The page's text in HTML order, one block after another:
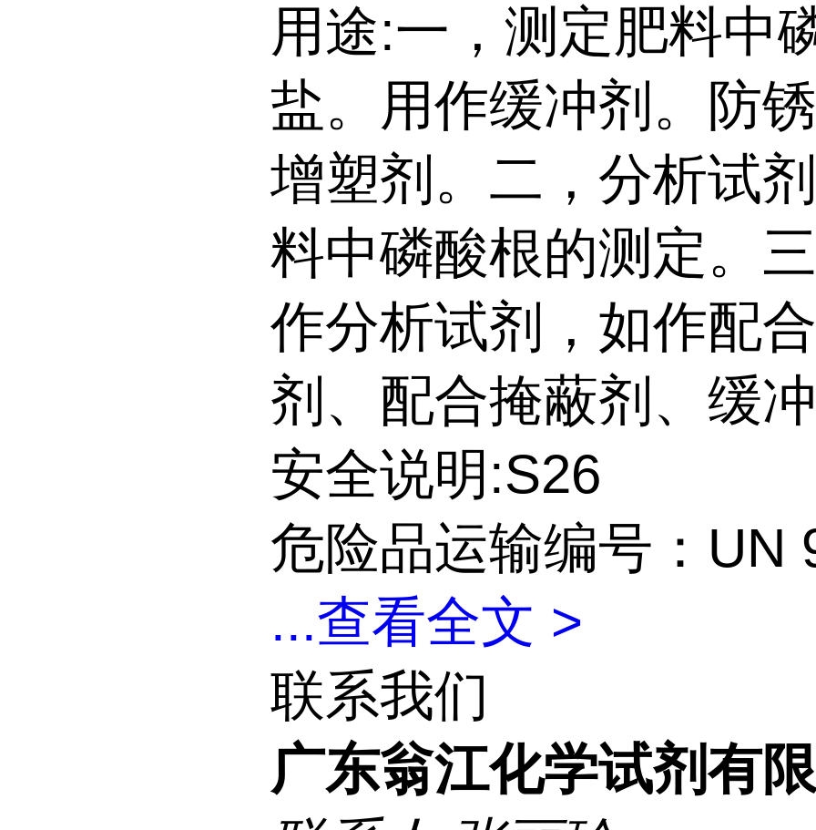
用途:一，测定肥料中
盐。用作缓冲剂。防
增塑剂。二，分析试
料中磷酸根的测定。
作分析试剂，如作配
剂、配合掩蔽剂、缓
安全说明:S26
危险品运输编号：UN
...查看全文 >
联系我们
广东翁江化学试剂有